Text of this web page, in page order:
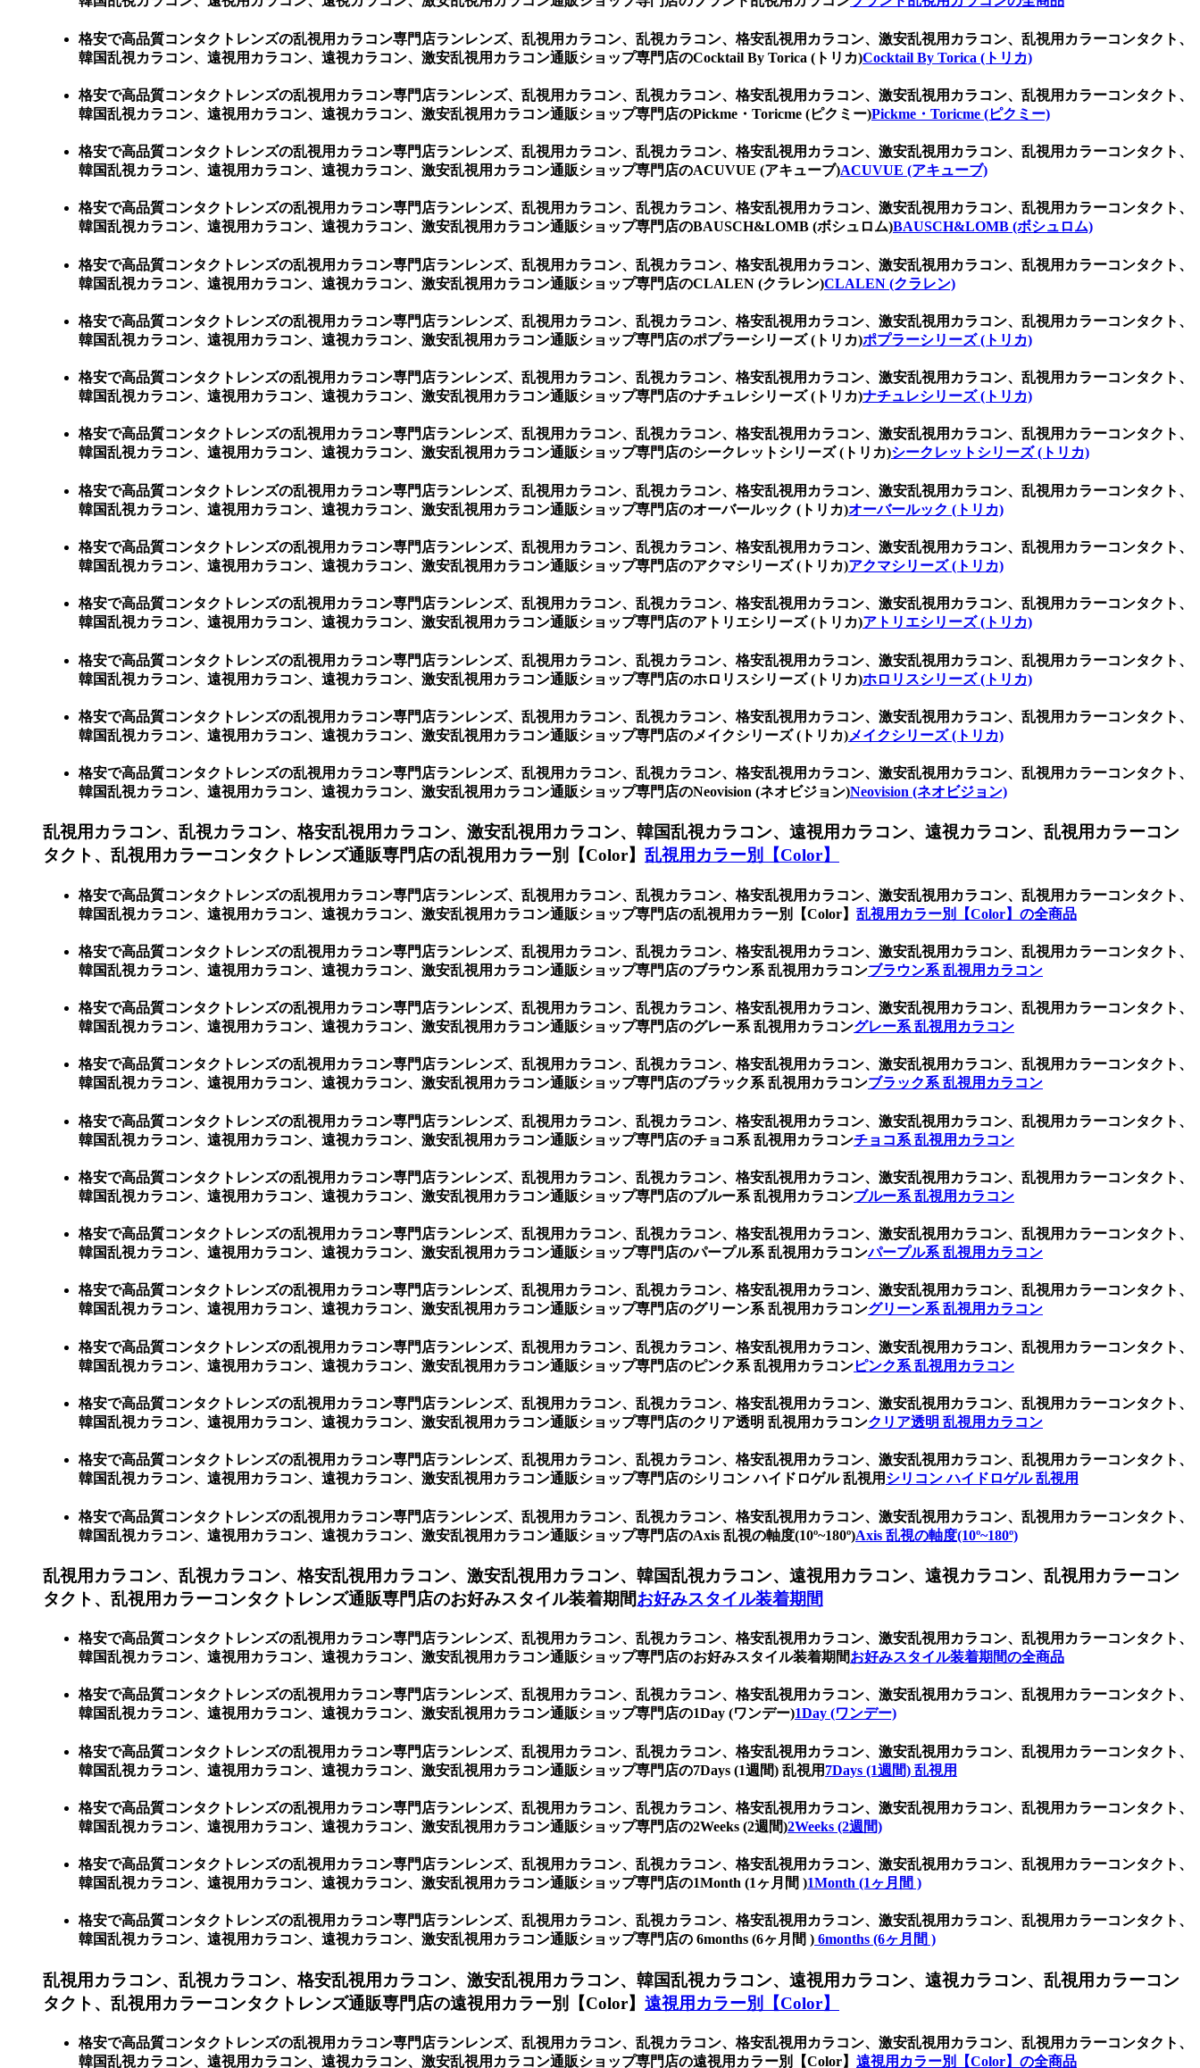
格安で高品質コンタクトレンズの乱視用カラコン専門店ランレンズ、乱視用カラコン、乱視カラコン、格安乱視用カラコン、激安乱視用カラコン、乱視用カラーコンタクト、
韓国乱視カラコン、遠視用カラコン、遠視カラコン、激安乱視用カラコン通販ショップ専門店のCocktail By Torica (トリカ)Cocktail By Torica (トリカ)
格安で高品質コンタクトレンズの乱視用カラコン専門店ランレンズ、乱視用カラコン、乱視カラコン、格安乱視用カラコン、激安乱視用カラコン、乱視用カラーコンタクト、
韓国乱視カラコン、遠視用カラコン、遠視カラコン、激安乱視用カラコン通販ショップ専門店のPickme・Toricme (ピクミー)Pickme・Toricme (ピクミー)
格安で高品質コンタクトレンズの乱視用カラコン専門店ランレンズ、乱視用カラコン、乱視カラコン、格安乱視用カラコン、激安乱視用カラコン、乱視用カラーコンタクト、
韓国乱視カラコン、遠視用カラコン、遠視カラコン、激安乱視用カラコン通販ショップ専門店のACUVUE (アキューブ)ACUVUE (アキューブ)
格安で高品質コンタクトレンズの乱視用カラコン専門店ランレンズ、乱視用カラコン、乱視カラコン、格安乱視用カラコン、激安乱視用カラコン、乱視用カラーコンタクト、
韓国乱視カラコン、遠視用カラコン、遠視カラコン、激安乱視用カラコン通販ショップ専門店のBAUSCH&LOMB (ボシュロム)BAUSCH&LOMB (ボシュロム)
格安で高品質コンタクトレンズの乱視用カラコン専門店ランレンズ、乱視用カラコン、乱視カラコン、格安乱視用カラコン、激安乱視用カラコン、乱視用カラーコンタクト、
韓国乱視カラコン、遠視用カラコン、遠視カラコン、激安乱視用カラコン通販ショップ専門店のCLALEN (クラレン)CLALEN (クラレン)
格安で高品質コンタクトレンズの乱視用カラコン専門店ランレンズ、乱視用カラコン、乱視カラコン、格安乱視用カラコン、激安乱視用カラコン、乱視用カラーコンタクト、
韓国乱視カラコン、遠視用カラコン、遠視カラコン、激安乱視用カラコン通販ショップ専門店のポプラーシリーズ (トリカ)ポプラーシリーズ (トリカ)
格安で高品質コンタクトレンズの乱視用カラコン専門店ランレンズ、乱視用カラコン、乱視カラコン、格安乱視用カラコン、激安乱視用カラコン、乱視用カラーコンタクト、
韓国乱視カラコン、遠視用カラコン、遠視カラコン、激安乱視用カラコン通販ショップ専門店のナチュレシリーズ (トリカ)ナチュレシリーズ (トリカ)
格安で高品質コンタクトレンズの乱視用カラコン専門店ランレンズ、乱視用カラコン、乱視カラコン、格安乱視用カラコン、激安乱視用カラコン、乱視用カラーコンタクト、
韓国乱視カラコン、遠視用カラコン、遠視カラコン、激安乱視用カラコン通販ショップ専門店のシークレットシリーズ (トリカ)シークレットシリーズ (トリカ)
格安で高品質コンタクトレンズの乱視用カラコン専門店ランレンズ、乱視用カラコン、乱視カラコン、格安乱視用カラコン、激安乱視用カラコン、乱視用カラーコンタクト、
韓国乱視カラコン、遠視用カラコン、遠視カラコン、激安乱視用カラコン通販ショップ専門店のオーバールック (トリカ)オーバールック (トリカ)
格安で高品質コンタクトレンズの乱視用カラコン専門店ランレンズ、乱視用カラコン、乱視カラコン、格安乱視用カラコン、激安乱視用カラコン、乱視用カラーコンタクト、
韓国乱視カラコン、遠視用カラコン、遠視カラコン、激安乱視用カラコン通販ショップ専門店のアクマシリーズ (トリカ)アクマシリーズ (トリカ)
格安で高品質コンタクトレンズの乱視用カラコン専門店ランレンズ、乱視用カラコン、乱視カラコン、格安乱視用カラコン、激安乱視用カラコン、乱視用カラーコンタクト、
韓国乱視カラコン、遠視用カラコン、遠視カラコン、激安乱視用カラコン通販ショップ専門店のアトリエシリーズ (トリカ)アトリエシリーズ (トリカ)
格安で高品質コンタクトレンズの乱視用カラコン専門店ランレンズ、乱視用カラコン、乱視カラコン、格安乱視用カラコン、激安乱視用カラコン、乱視用カラーコンタクト、
韓国乱視カラコン、遠視用カラコン、遠視カラコン、激安乱視用カラコン通販ショップ専門店のホロリスシリーズ (トリカ)ホロリスシリーズ (トリカ)
格安で高品質コンタクトレンズの乱視用カラコン専門店ランレンズ、乱視用カラコン、乱視カラコン、格安乱視用カラコン、激安乱視用カラコン、乱視用カラーコンタクト、
韓国乱視カラコン、遠視用カラコン、遠視カラコン、激安乱視用カラコン通販ショップ専門店のメイクシリーズ (トリカ)メイクシリーズ (トリカ)
格安で高品質コンタクトレンズの乱視用カラコン専門店ランレンズ、乱視用カラコン、乱視カラコン、格安乱視用カラコン、激安乱視用カラコン、乱視用カラーコンタクト、
韓国乱視カラコン、遠視用カラコン、遠視カラコン、激安乱視用カラコン通販ショップ専門店のNeovision (ネオビジョン)Neovision (ネオビジョン)
乱視用カラコン、乱視カラコン、格安乱視用カラコン、激安乱視用カラコン、韓国乱視カラコン、遠視用カラコン、遠視カラコン、乱視用カラーコン
タクト、乱視用カラーコンタクトレンズ通販専門店の乱視用カラー別【Color】 乱視用カラー別【Color】
格安で高品質コンタクトレンズの乱視用カラコン専門店ランレンズ、乱視用カラコン、乱視カラコン、格安乱視用カラコン、激安乱視用カラコン、乱視用カラーコンタクト、
韓国乱視カラコン、遠視用カラコン、遠視カラコン、激安乱視用カラコン通販ショップ専門店の乱視用カラー別【Color】 乱視用カラー別【Color】の全商品
格安で高品質コンタクトレンズの乱視用カラコン専門店ランレンズ、乱視用カラコン、乱視カラコン、格安乱視用カラコン、激安乱視用カラコン、乱視用カラーコンタクト、
韓国乱視カラコン、遠視用カラコン、遠視カラコン、激安乱視用カラコン通販ショップ専門店のブラウン系 乱視用カラコンブラウン系 乱視用カラコン
格安で高品質コンタクトレンズの乱視用カラコン専門店ランレンズ、乱視用カラコン、乱視カラコン、格安乱視用カラコン、激安乱視用カラコン、乱視用カラーコンタクト、
韓国乱視カラコン、遠視用カラコン、遠視カラコン、激安乱視用カラコン通販ショップ専門店のグレー系 乱視用カラコングレー系 乱視用カラコン
格安で高品質コンタクトレンズの乱視用カラコン専門店ランレンズ、乱視用カラコン、乱視カラコン、格安乱視用カラコン、激安乱視用カラコン、乱視用カラーコンタクト、
韓国乱視カラコン、遠視用カラコン、遠視カラコン、激安乱視用カラコン通販ショップ専門店のブラック系 乱視用カラコンブラック系 乱視用カラコン
格安で高品質コンタクトレンズの乱視用カラコン専門店ランレンズ、乱視用カラコン、乱視カラコン、格安乱視用カラコン、激安乱視用カラコン、乱視用カラーコンタクト、
韓国乱視カラコン、遠視用カラコン、遠視カラコン、激安乱視用カラコン通販ショップ専門店のチョコ系 乱視用カラコンチョコ系 乱視用カラコン
格安で高品質コンタクトレンズの乱視用カラコン専門店ランレンズ、乱視用カラコン、乱視カラコン、格安乱視用カラコン、激安乱視用カラコン、乱視用カラーコンタクト、
韓国乱視カラコン、遠視用カラコン、遠視カラコン、激安乱視用カラコン通販ショップ専門店のブルー系 乱視用カラコンブルー系 乱視用カラコン
格安で高品質コンタクトレンズの乱視用カラコン専門店ランレンズ、乱視用カラコン、乱視カラコン、格安乱視用カラコン、激安乱視用カラコン、乱視用カラーコンタクト、
韓国乱視カラコン、遠視用カラコン、遠視カラコン、激安乱視用カラコン通販ショップ専門店のパープル系 乱視用カラコンパープル系 乱視用カラコン
格安で高品質コンタクトレンズの乱視用カラコン専門店ランレンズ、乱視用カラコン、乱視カラコン、格安乱視用カラコン、激安乱視用カラコン、乱視用カラーコンタクト、
韓国乱視カラコン、遠視用カラコン、遠視カラコン、激安乱視用カラコン通販ショップ専門店のグリーン系 乱視用カラコングリーン系 乱視用カラコン
格安で高品質コンタクトレンズの乱視用カラコン専門店ランレンズ、乱視用カラコン、乱視カラコン、格安乱視用カラコン、激安乱視用カラコン、乱視用カラーコンタクト、
韓国乱視カラコン、遠視用カラコン、遠視カラコン、激安乱視用カラコン通販ショップ専門店のピンク系 乱視用カラコンピンク系 乱視用カラコン
格安で高品質コンタクトレンズの乱視用カラコン専門店ランレンズ、乱視用カラコン、乱視カラコン、格安乱視用カラコン、激安乱視用カラコン、乱視用カラーコンタクト、
韓国乱視カラコン、遠視用カラコン、遠視カラコン、激安乱視用カラコン通販ショップ専門店のクリア透明 乱視用カラコンクリア透明 乱視用カラコン
格安で高品質コンタクトレンズの乱視用カラコン専門店ランレンズ、乱視用カラコン、乱視カラコン、格安乱視用カラコン、激安乱視用カラコン、乱視用カラーコンタクト、
韓国乱視カラコン、遠視用カラコン、遠視カラコン、激安乱視用カラコン通販ショップ専門店のシリコン ハイドロゲル 乱視用 シリコン ハイドロゲル 乱視用
格安で高品質コンタクトレンズの乱視用カラコン専門店ランレンズ、乱視用カラコン、乱視カラコン、格安乱視用カラコン、激安乱視用カラコン、乱視用カラーコンタクト、
韓国乱視カラコン、遠視用カラコン、遠視カラコン、激安乱視用カラコン通販ショップ専門店のAxis 乱視の軸度(10º~180º)Axis 乱視の軸度(10º~180º)
乱視用カラコン、乱視カラコン、格安乱視用カラコン、激安乱視用カラコン、韓国乱視カラコン、遠視用カラコン、遠視カラコン、乱視用カラーコン
タクト、乱視用カラーコンタクトレンズ通販専門店のお好みスタイル装着期間お好みスタイル装着期間
格安で高品質コンタクトレンズの乱視用カラコン専門店ランレンズ、乱視用カラコン、乱視カラコン、格安乱視用カラコン、激安乱視用カラコン、乱視用カラーコンタクト、
韓国乱視カラコン、遠視用カラコン、遠視カラコン、激安乱視用カラコン通販ショップ専門店のお好みスタイル装着期間お好みスタイル装着期間の全商品
格安で高品質コンタクトレンズの乱視用カラコン専門店ランレンズ、乱視用カラコン、乱視カラコン、格安乱視用カラコン、激安乱視用カラコン、乱視用カラーコンタクト、
韓国乱視カラコン、遠視用カラコン、遠視カラコン、激安乱視用カラコン通販ショップ専門店の1Day (ワンデー)1Day (ワンデー)
格安で高品質コンタクトレンズの乱視用カラコン専門店ランレンズ、乱視用カラコン、乱視カラコン、格安乱視用カラコン、激安乱視用カラコン、乱視用カラーコンタクト、
韓国乱視カラコン、遠視用カラコン、遠視カラコン、激安乱視用カラコン通販ショップ専門店の7Days (1週間) 乱視用 7Days (1週間) 乱視用
格安で高品質コンタクトレンズの乱視用カラコン専門店ランレンズ、乱視用カラコン、乱視カラコン、格安乱視用カラコン、激安乱視用カラコン、乱視用カラーコンタクト、
韓国乱視カラコン、遠視用カラコン、遠視カラコン、激安乱視用カラコン通販ショップ専門店の2Weeks (2週間)2Weeks (2週間)
格安で高品質コンタクトレンズの乱視用カラコン専門店ランレンズ、乱視用カラコン、乱視カラコン、格安乱視用カラコン、激安乱視用カラコン、乱視用カラーコンタクト、
韓国乱視カラコン、遠視用カラコン、遠視カラコン、激安乱視用カラコン通販ショップ専門店の1Month (1ヶ月間 )1Month (1ヶ月間 )
格安で高品質コンタクトレンズの乱視用カラコン専門店ランレンズ、乱視用カラコン、乱視カラコン、格安乱視用カラコン、激安乱視用カラコン、乱視用カラーコンタクト、
韓国乱視カラコン、遠視用カラコン、遠視カラコン、激安乱視用カラコン通販ショップ専門店の 6months (6ヶ月間 ) 6months (6ヶ月間 )
乱視用カラコン、乱視カラコン、格安乱視用カラコン、激安乱視用カラコン、韓国乱視カラコン、遠視用カラコン、遠視カラコン、乱視用カラーコン
タクト、乱視用カラーコンタクトレンズ通販専門店の遠視用カラー別【Color】 遠視用カラー別【Color】
格安で高品質コンタクトレンズの乱視用カラコン専門店ランレンズ、乱視用カラコン、乱視カラコン、格安乱視用カラコン、激安乱視用カラコン、乱視用カラーコンタクト、
韓国乱視カラコン、遠視用カラコン、遠視カラコン、激安乱視用カラコン通販ショップ専門店の遠視用カラー別【Color】 遠視用カラー別【Color】の全商品